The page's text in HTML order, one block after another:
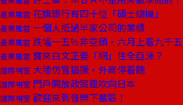
產業風雲 花旗銀行有四十位「碩士總機」
產業風雲 一個人抵過半家公司的業績
產業風雲 跌幅一五％非空頭，六月上看九千五
產業風雲 寶來白文正要「網」住全亞洲？
國際視窗 大陸仿冒猖獗，外商停看聽
國際視窗 門戶開放政策風吹向日本
國際視窗 歡迎來到音樂下載區！